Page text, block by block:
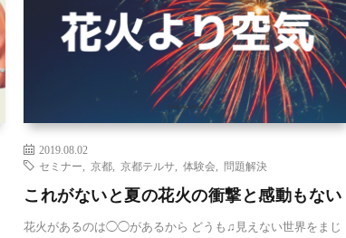
2019.08.02
セミナー
,京都 ,京都テルサ ,体験会 問題解決
これがないと夏の花火の衝撃と感動もない
花火があるのは◯◯があるから どうも♫見えない世界をまじ